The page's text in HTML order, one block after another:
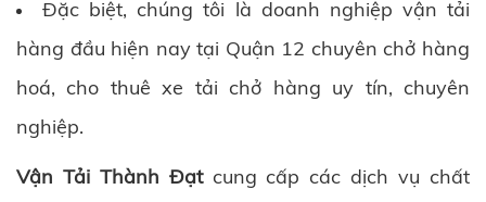
Đặc biệt, chúng tôi là doanh nghiệp vận tải
hàng đầu hiện nay tại Quận 12 chuyên chở hàng
hoá, cho thuê xe tải chở hàng uy tín, chuyên
nghiệp.
Vận Tải Thành Đạtcung cấp các dịch vụ chất